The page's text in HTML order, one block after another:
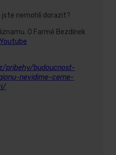
jste nemohli dorazit?
O Farmě Bezdínek
Youtube
pribehy/budoucnost-
nevidime-cerne-